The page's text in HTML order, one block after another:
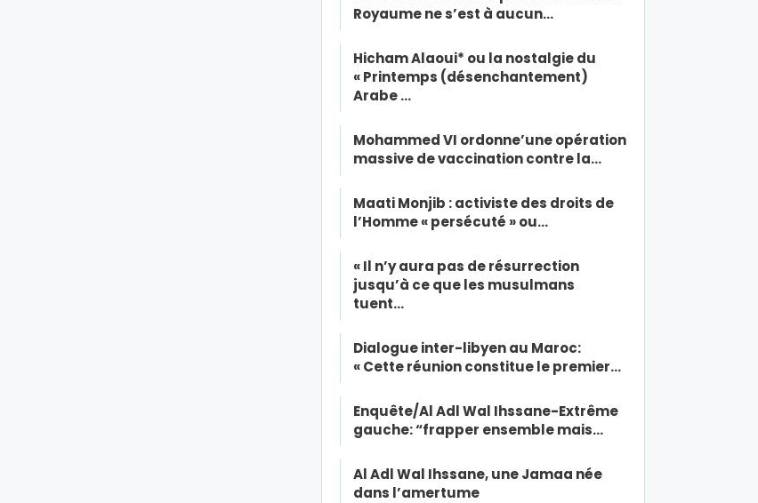
Royaume ne s’est à aucun…
Hicham Alaoui* ou la nostalgie du
« Printemps (désenchantement)
Arabe …
Mohammed VI ordonne’une opération
massive de vaccination contre la…
Maati Monjib : activiste des droits de
l’Homme « persécuté » ou…
« Il n’y aura pas de résurrection
jusqu’à ce que les musulmans
tuent…
Dialogue inter-libyen au Maroc:
« Cette réunion constitue le premier…
Enquête/Al Adl Wal Ihssane-Extrême
gauche: “frapper ensemble mais…
Al Adl Wal Ihssane, une Jamaa née
dans l’amertume